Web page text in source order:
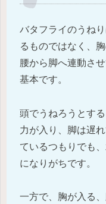
バタフライのうね
るものではなく、
腰から脚へ連動さ
基本です。
頭でうねろうとす
力が入り、脚は遅
ているつもりでも
になりがちです。
一方で、胸が入る